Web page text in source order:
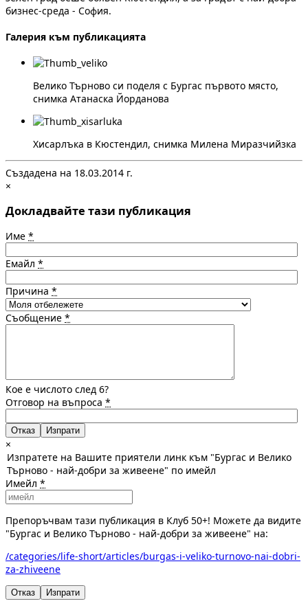
бизнес-среда - София.
Галерия към публикацията
Велико Търново си поделя с Бургас първото място,
снимка Атанаска Йорданова
Хисарлъка в Кюстендил, снимка Милена Миразчийзка
Създадена на 18.03.2014 г.
×
Докладвайте тази публикация
Име *
Емайл *
Причина *
Съобщение *
Кое е числото след 6?
Отговор на въпроса *
Отказ
×
Изпратете на Вашите приятели линк към "Бургас и Велико
Търново - най-добри за живеене" по имейл
Имейл *
Препоръчвам тази публикация в Клуб 50+! Можете да видите
"Бургас и Велико Търново - най-добри за живеене" на:
/categories/life-short/articles/burgas-i-veliko-turnovo-nai-dobri-
za-zhiveene
Отказ Изпрати